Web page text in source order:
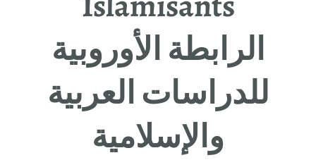
الرابطة الأوروبیة
للدراسات العربیة
والإسلامیة